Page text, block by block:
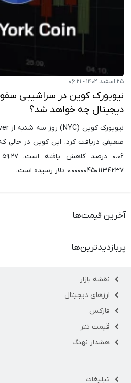
۲۵ اسفند ۱۴۰۲ - ۰۶:۲۱
نیویورک کوین در سراشیبی
دیجیتال چه خواهد شد؟
ضعیفی دریافت کرد. این کوین در حالی که
۰.۰۰۰۰۰۴۵۰۱۱۳۴۲۳۷ دلار رسیده است.
آخرین قیمت‌ها
پربازدیدترین‌ها
نقشه بازار
ارزهای دیجیتال
فارکس
قیمت تتر
هشدار نهنگ
تبلیغات